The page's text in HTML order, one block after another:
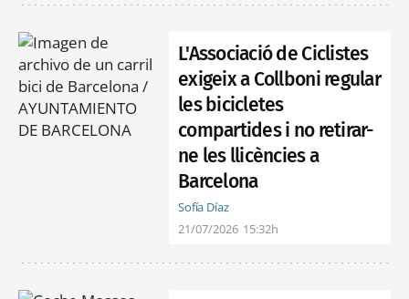
L'Associació de Ciclistes
exigeix a Collboni regular
les bicicletes
compartides i no retirar-
ne les llicències a
Barcelona
Sofía Díaz
21/07/2026 15:32h